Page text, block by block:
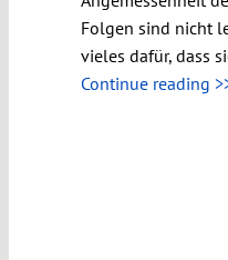
Folgen sind nicht
vieles dafür, dass
Continue reading